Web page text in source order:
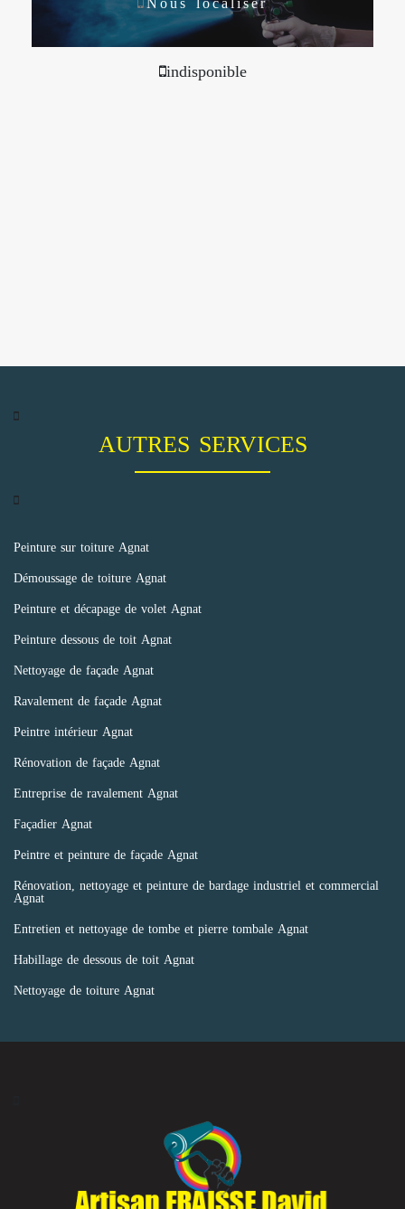
indisponible
AUTRES SERVICES
Peinture sur toiture Agnat
Démoussage de toiture Agnat
Peinture et décapage de volet Agnat
Peinture dessous de toit Agnat
Nettoyage de façade Agnat
Ravalement de façade Agnat
Peintre intérieur Agnat
Rénovation de façade Agnat
Entreprise de ravalement Agnat
Façadier Agnat
Peintre et peinture de façade Agnat
Rénovation, nettoyage et peinture de bardage industriel et commercial
Agnat
Entretien et nettoyage de tombe et pierre tombale Agnat
Habillage de dessous de toit Agnat
Nettoyage de toiture Agnat